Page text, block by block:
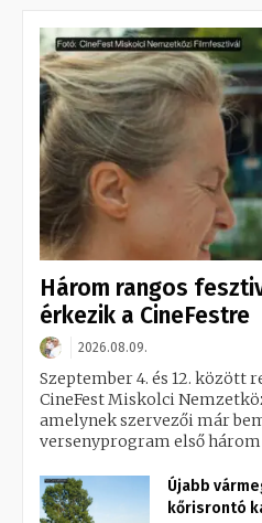
Három rangos
érkezik a CineFestre
2026.08.09.
Szeptember 4. és 12. között
CineFest Miskolci
amelynek szervezői már
versenyprogram első három
Újabb
kőrisrontó